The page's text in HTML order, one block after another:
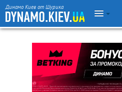
Динамо Киев от Шурика